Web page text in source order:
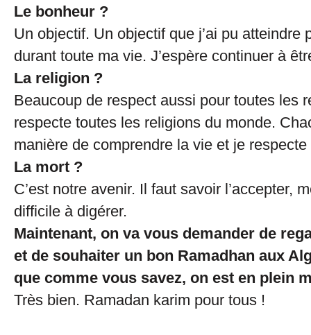
Le bonheur ?
Un objectif. Un objectif que j’ai pu atteindre
durant toute ma vie. J’espère continuer à
La religion ?
Beaucoup de respect aussi pour toutes les
respecte toutes les religions du monde.
manière de comprendre la vie et je
La mort ?
C’est notre avenir. Il faut savoir l’accepter,
difficile à digérer.
Maintenant, on va vous demander de
et de souhaiter un bon Ramadhan aux
que comme vous savez, on est en plein
Très bien. Ramadan karim pour tous !